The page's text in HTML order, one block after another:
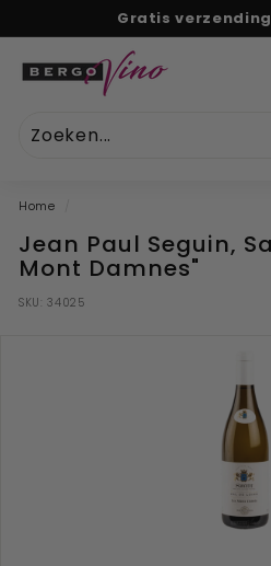
tekst
Gratis
B
e
g
V
n
o
''U
Home
Jean Paul Seguin,
Mont Damnes"
SKU:34025